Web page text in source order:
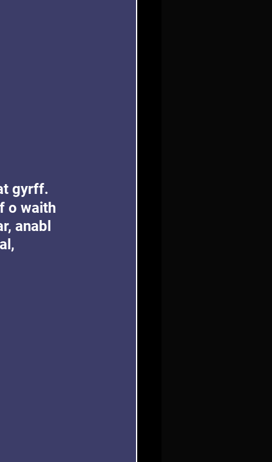
gyrff.
o waith
anabl